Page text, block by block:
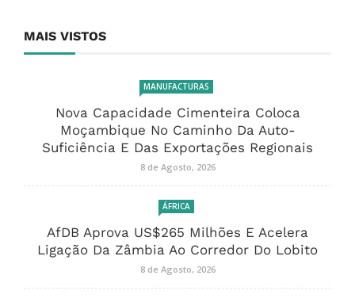
MAIS VISTOS
MANUFACTURAS
Nova Capacidade Cimenteira Coloca
Moçambique No Caminho Da Auto-
Suficiência E Das Exportações Regionais
8 de Agosto, 2026
ÁFRICA
AfDB Aprova US$265 Milhões E Acelera
Ligação Da Zâmbia Ao Corredor Do Lobito
8 de Agosto, 2026